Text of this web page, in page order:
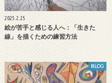
2025.2.25
絵が苦手と感じる人へ：「生きた
線」を描くための練習方法
BLOG